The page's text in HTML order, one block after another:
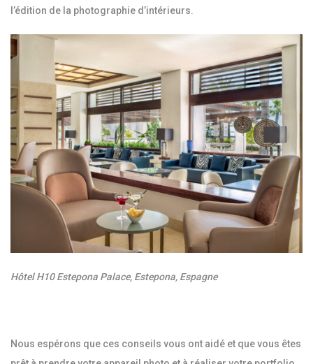
l’édition de la photographie d’intérieurs.
Hôtel H10 Estepona Palace, Estepona, Espagne
Nous espérons que ces conseils vous ont aidé et que vous êtes